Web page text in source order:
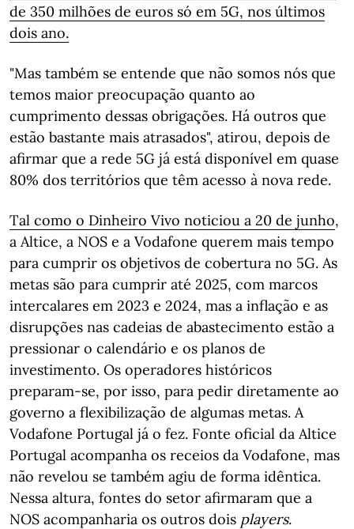
de 350 milhões de euros só em 5G, nos últimos
dois ano.
"Mas também se entende que não somos nós que
temos maior preocupação quanto ao
cumprimento dessas obrigações. Há outros que
estão bastante mais atrasados", atirou, depois de
afirmar que a rede 5G já está disponível em quase
80% dos territórios que têm acesso à nova rede.
Tal como o Dinheiro Vivo noticiou a 20 de junho,
a Altice, a NOS e a Vodafone querem mais tempo
para cumprir os objetivos de cobertura no 5G. As
metas são para cumprir até 2025, com marcos
intercalares em 2023 e 2024, mas a inflação e as
disrupções nas cadeias de abastecimento estão a
pressionar o calendário e os planos de
investimento. Os operadores históricos
preparam-se, por isso, para pedir diretamente ao
governo a flexibilização de algumas metas. A
Vodafone Portugal já o fez. Fonte oficial da Altice
Portugal acompanha os receios da Vodafone, mas
não revelou se também agiu de forma idêntica.
Nessa altura, fontes do setor afirmaram que a
NOS acompanharia os outros dois players.